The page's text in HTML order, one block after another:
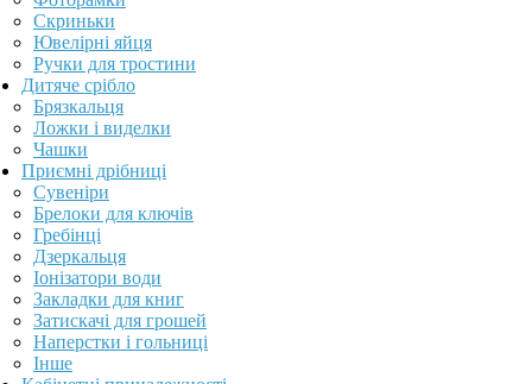
Скриньки
Ювелірні яйця
Ручки для тростини
Дитяче срібло
Брязкальця
Ложки і виделки
Чашки
Приємні дрібниці
Сувеніри
Брелоки для ключів
Гребінці
Дзеркальця
Іонізатори води
Закладки для книг
Затискачі для грошей
Наперстки і гольниці
Інше